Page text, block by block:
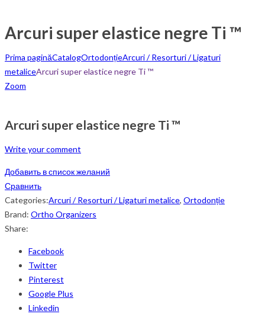
Arcuri super elastice negre Ti ™
Prima paginăCatalogOrtodonțieArcuri / Resorturi / Ligaturi
metaliceArcuri super elastice negre Ti ™
Zoom
Arcuri super elastice negre Ti ™
Write your comment
Добавить в список желаний
Сравнить
Categories:Arcuri / Resorturi / Ligaturi metalice, Ortodonție
Brand: Ortho Organizers
Share:
Facebook
Twitter
Pinterest
Google Plus
Linkedin